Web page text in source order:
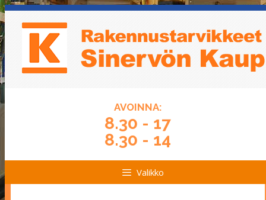
Siirry
sisältöön
Siirry
sisältöön
AVOINNA:
8.30 - 17
8.30 - 14
Valikko